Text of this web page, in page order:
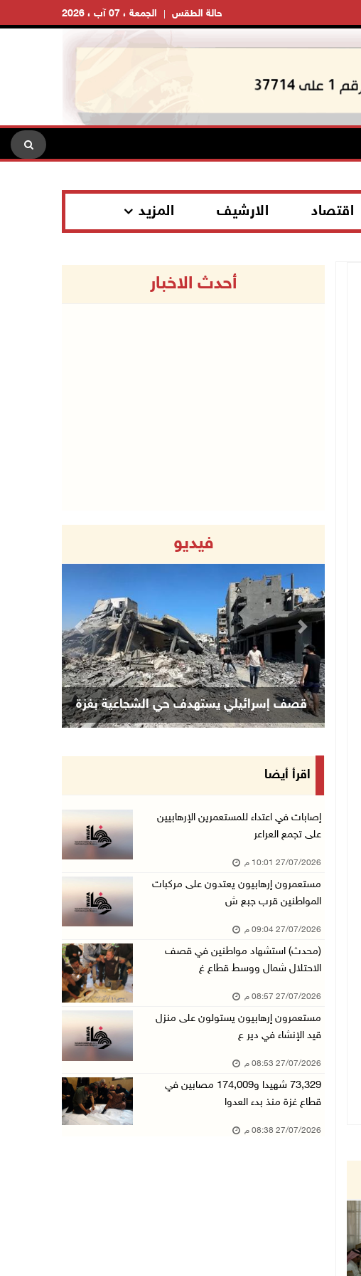
الجمعة ، 07 آب ، 2026 حالة الطقس
اقتصاد الارشيف المزيد
أحدث الاخبار
فيديو
قصف إسرائيلي يستهدف حي الشجاعية بغزة
Previous Next
اقرأ أيضا
إصابات في اعتداء للمستعمرين الإرهابيين
على تجمع العراعر
27/07/2026 10:01 م
مستعمرون إرهابيون يعتدون على مركبات
المواطنين قرب جبع ش
27/07/2026 09:04 م
(محدث) استشهاد مواطنين في قصف
الاحتلال شمال ووسط قطاع غ
27/07/2026 08:57 م
مستعمرون إرهابيون يستولون على منزل
قيد الإنشاء في دير ع
27/07/2026 08:53 م
73,329 شهيدا و174,009 مصابين في
قطاع غزة منذ بدء العدوا
27/07/2026 08:38 م